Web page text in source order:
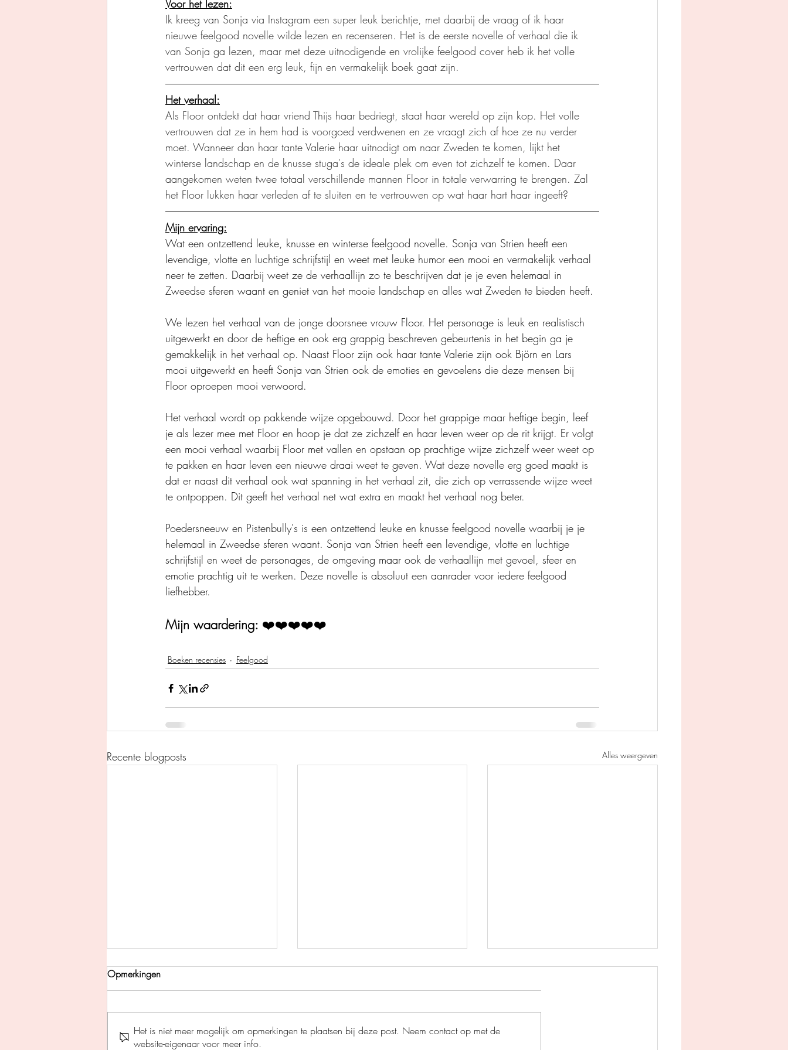
Voor het lezen:
Ik kreeg van Sonja via Instagram een super leuk berichtje, met daarbij de vraag of ik haar
nieuwe feelgood novelle wilde lezen en recenseren. Het is de eerste novelle of verhaal die ik
van Sonja ga lezen, maar met deze uitnodigende en vrolijke feelgood cover heb ik het volle
vertrouwen dat dit een erg leuk, fijn en vermakelijk boek gaat zijn.
Het verhaal:
Als Floor ontdekt dat haar vriend Thijs haar bedriegt, staat haar wereld op zijn kop. Het volle
vertrouwen dat ze in hem had is voorgoed verdwenen en ze vraagt zich af hoe ze nu verder
moet. Wanneer dan haar tante Valerie haar uitnodigt om naar Zweden te komen, lijkt het
winterse landschap en de knusse stuga's de ideale plek om even tot zichzelf te komen. Daar
aangekomen weten twee totaal verschillende mannen Floor in totale verwarring te brengen. Zal
het Floor lukken haar verleden af te sluiten en te vertrouwen op wat haar hart haar ingeeft?
Mijn ervaring:
Wat een ontzettend leuke, knusse en winterse feelgood novelle. Sonja van Strien heeft een
levendige, vlotte en luchtige schrijfstijl en weet met leuke humor een mooi en vermakelijk verhaal
neer te zetten. Daarbij weet ze de verhaallijn zo te beschrijven dat je je even helemaal in
Zweedse sferen waant en geniet van het mooie landschap en alles wat Zweden te bieden heeft.
We lezen het verhaal van de jonge doorsnee vrouw Floor. Het personage is leuk en realistisch
uitgewerkt en door de heftige en ook erg grappig beschreven gebeurtenis in het begin ga je
gemakkelijk in het verhaal op. Naast Floor zijn ook haar tante Valerie zijn ook Björn en Lars
mooi uitgewerkt en heeft Sonja van Strien ook de emoties en gevoelens die deze mensen bij
Floor oproepen mooi verwoord.
Het verhaal wordt op pakkende wijze opgebouwd. Door het grappige maar heftige begin, leef
je als lezer mee met Floor en hoop je dat ze zichzelf en haar leven weer op de rit krijgt. Er volgt
een mooi verhaal waarbij Floor met vallen en opstaan op prachtige wijze zichzelf weer weet op
te pakken en haar leven een nieuwe draai weet te geven. Wat deze novelle erg goed maakt is
dat er naast dit verhaal ook wat spanning in het verhaal zit, die zich op verrassende wijze weet
te ontpoppen. Dit geeft het verhaal net wat extra en maakt het verhaal nog beter.
Poedersneeuw en Pistenbully's is een ontzettend leuke en knusse feelgood novelle waarbij je je
helemaal in Zweedse sferen waant. Sonja van Strien heeft een levendige, vlotte en luchtige
schrijfstijl en weet de personages, de omgeving maar ook de verhaallijn met gevoel, sfeer en
emotie prachtig uit te werken. Deze novelle is absoluut een aanrader voor iedere feelgood
liefhebber.
Mijn waardering: ❤️❤️❤️❤️❤️
Boeken recensies Feelgood
Recente blogposts Alles weergeven
Opmerkingen
Het is niet meer mogelijk om opmerkingen te plaatsen bij deze post. Neem contact op met de
website-eigenaar voor meer info.